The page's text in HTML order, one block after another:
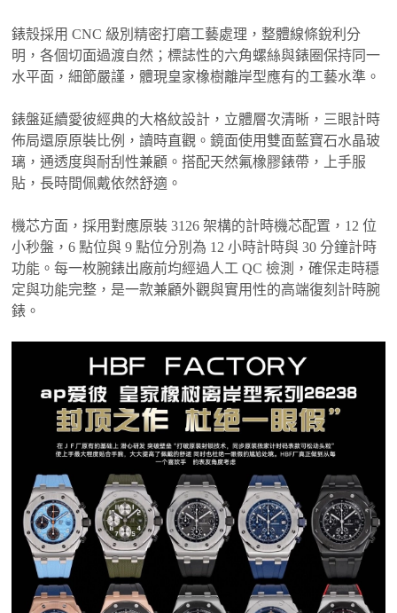
錶殼採用 CNC 級別精密打磨工藝處理，整體線條銳利分
明，各個切面過渡自然；標誌性的六角螺絲與錶圈保持同一
水平面，細節嚴謹，體現皇家橡樹離岸型應有的工藝水準。
錶盤延續愛彼經典的大格紋設計，立體層次清晰，三眼計時
佈局還原原裝比例，讀時直觀。鏡面使用雙面藍寶石水晶玻
璃，通透度與耐刮性兼顧。搭配天然氟橡膠錶帶，上手服
貼，長時間佩戴依然舒適。
機芯方面，採用對應原裝 3126 架構的計時機芯配置，12 位
小秒盤，6 點位與 9 點位分別為 12 小時計時與 30 分鐘計時
功能。每一枚腕錶出廠前均經過人工 QC 檢測，確保走時穩
定與功能完整，是一款兼顧外觀與實用性的高端復刻計時腕
錶。